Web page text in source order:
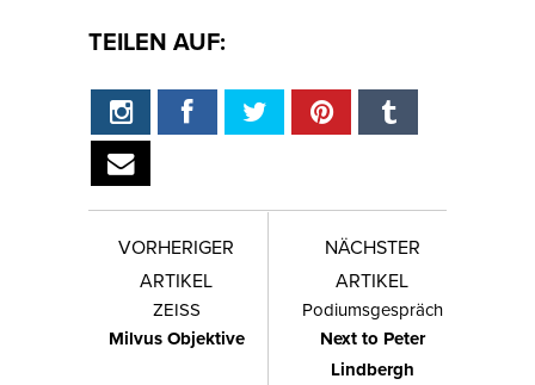
TEILEN AUF:
VORHERIGER
ARTIKEL
ZEISS
Milvus Objektive
NÄCHSTER
ARTIKEL
Podiumsgespräch
Next to Peter
Lindbergh